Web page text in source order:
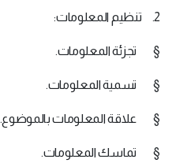
2. تنظيم المعلومات:
§ تجزئة المعلومات.
§ تسمية المعلومات.
§ علاقة المعلومات بالموضوع.
§ تماسك المعلومات.